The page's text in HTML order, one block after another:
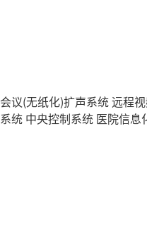
会议(无纸化)扩声系统远程
系统 中央控制系统 医院信息